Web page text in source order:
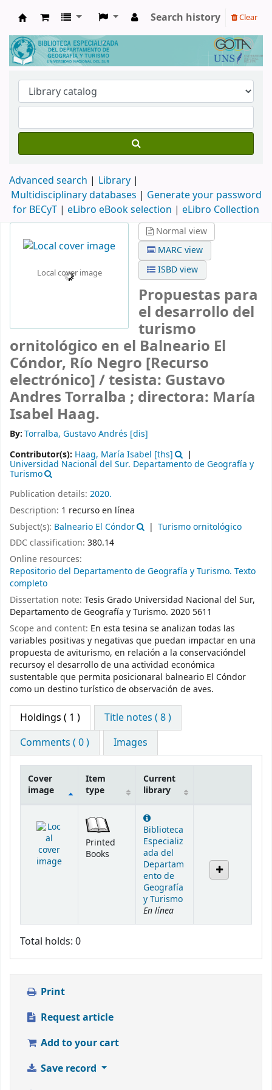
Biblioteca de Geografía y Turismo
Search history Clear
Advanced search
Library
Multidisciplinary databases | Generate your password
for BECyT | eLibro eBook selection | eLibro Collection
Local cover image
Normal view
MARC view
ISBD view
Propuestas para
el desarrollo del
turismo
ornitológico en el Balneario El
Cóndor, Río Negro [Recurso
electrónico] /tesista: Gustavo
Andres Torralba ; directora: María
Isabel Haag.
By:Torralba, Gustavo Andrés [dis]
Contributor(s): Haag, María Isabel [ths]
Universidad Nacional del Sur. Departamento de Geografía y
Turismo
Publication details: 2020.
Description: 1 recurso en línea
Subject(s): Balneario El Cóndor
Turismo ornitológico
DDC classification: 380.14
Online resources:
Repositorio del Departamento de Geografía y Turismo. Texto
completo
Dissertation note: Tesis Grado Universidad Nacional del Sur,
Departamento de Geografía y Turismo. 2020 5611
Scope and content: En esta tesina se analizan todas las
variables positivas y negativas que puedan impactar en una
propuesta de aviturismo, en relación a la conservacióndel
recursoy el desarrollo de una actividad económica
sustentable que permita posicionaral balneario El Cóndor
como un destino turístico de observación de aves.
Holdings ( 1 )
Title notes ( 8 )
Comments ( 0 )
Images
Cover
image
Item
type
Current
library
Printed
Books
Biblioteca
Especializ
ada del
Departam
ento de
Geografía
y Turismo
En línea
Total holds: 0
Print
Request article
Add to your cart
Save record